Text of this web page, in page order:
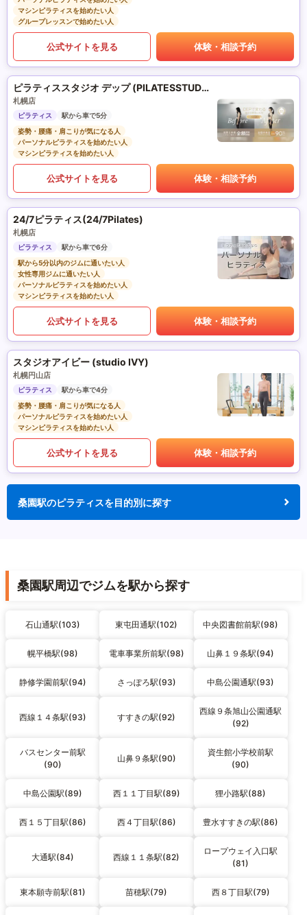
マシンピラティスを始めたい人
グループレッスンで始めたい人
公式サイトを見る 体験・相談予約
ピラティススタジオ デップ (PILATESSTUDIO DEP)
札幌店
ピラティス
駅から車で5分
姿勢・腰痛・肩こりが気になる人
パーソナルピラティスを始めたい人
マシンピラティスを始めたい人
公式サイトを見る 体験・相談予約
24/7ピラティス(24/7Pilates)
札幌店
ピラティス
駅から車で6分
駅から5分以内のジムに通いたい人
女性専用ジムに通いたい人
パーソナルピラティスを始めたい人
マシンピラティスを始めたい人
公式サイトを見る 体験・相談予約
スタジオアイビー (studio IVY)
札幌円山店
ピラティス
駅から車で4分
姿勢・腰痛・肩こりが気になる人
パーソナルピラティスを始めたい人
マシンピラティスを始めたい人
公式サイトを見る 体験・相談予約
桑園駅のピラティスを目的別に探す
桑園駅周辺でジムを駅から探す
石山通駅(103) 東屯田通駅(102) 中央図書館前駅(98)
幌平橋駅(98) 電車事業所前駅(98) 山鼻１９条駅(94)
静修学園前駅(94) さっぽろ駅(93) 中島公園通駅(93)
西線１４条駅(93) すすきの駅(92)
西線９条旭山公園通駅
(92)
バスセンター前駅
(90)
山鼻９条駅(90)
資生館小学校前駅
(90)
中島公園駅(89) 西１１丁目駅(89) 狸小路駅(88)
西１５丁目駅(86) 西４丁目駅(86) 豊水すすきの駅(86)
大通駅(84) 西線１１条駅(82)
ロープウェイ入口駅
(81)
東本願寺前駅(81) 苗穂駅(79) 西８丁目駅(79)